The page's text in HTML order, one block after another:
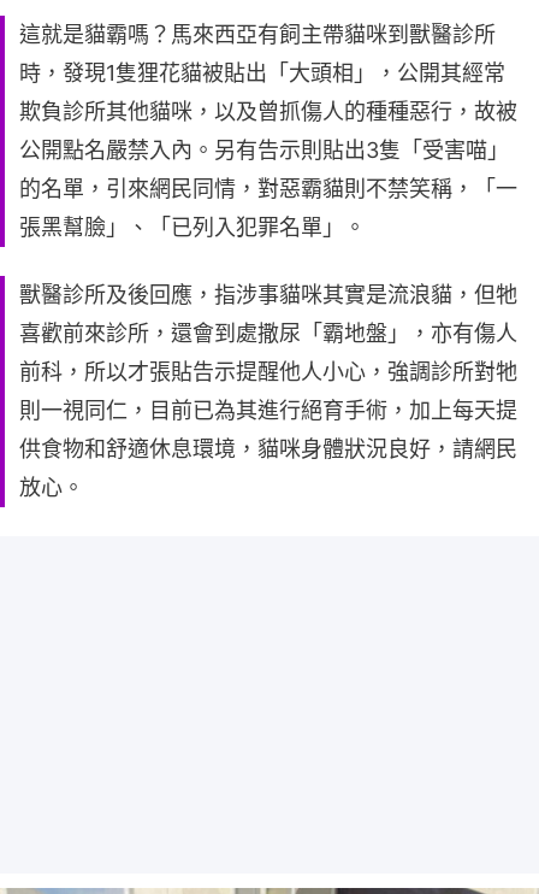
這就是貓霸嗎？馬來西亞有飼主帶貓咪到獸醫診所
時，發現1隻狸花貓被貼出「大頭相」，公開其經常
欺負診所其他貓咪，以及曾抓傷人的種種惡行，故被
公開點名嚴禁入內。另有告示則貼出3隻「受害喵」
的名單，引來網民同情，對惡霸貓則不禁笑稱，「一
張黑幫臉」、「已列入犯罪名單」。
獸醫診所及後回應，指涉事貓咪其實是流浪貓，但牠
喜歡前來診所，還會到處撒尿「霸地盤」，亦有傷人
前科，所以才張貼告示提醒他人小心，強調診所對牠
則一視同仁，目前已為其進行絕育手術，加上每天提
供食物和舒適休息環境，貓咪身體狀況良好，請網民
放心。